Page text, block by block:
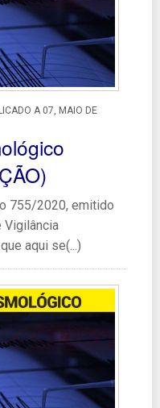
A 07, MAIO DE
755/2020, emitido
Vigilância
aqui se(...)